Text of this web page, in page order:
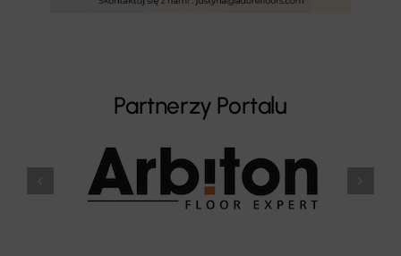
Partnerzy Portalu